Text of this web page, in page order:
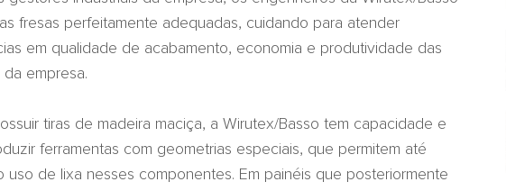
fresas perfeitamente adequadas, cuidando para atender
em qualidade de acabamento, economia e produtividade das
empresa.
tiras de madeira maciça, a Wirutex/Basso tem capacidade e
ferramentas com geometrias especiais, que permitem até
uso de lixa nesses componentes. Em painéis que posteriormente